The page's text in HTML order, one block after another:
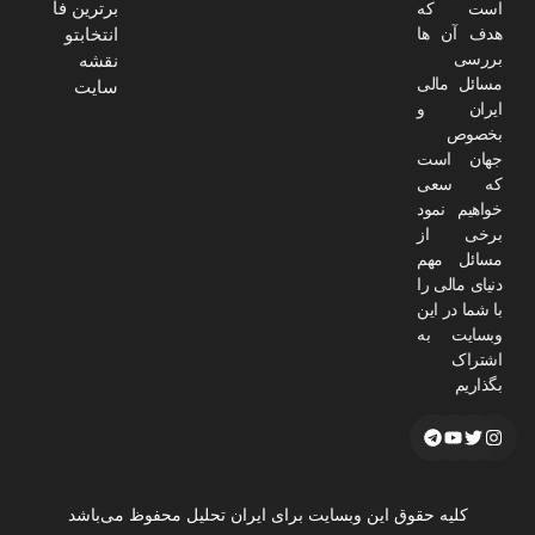
است که
هدف آن ها
بررسی
مسائل مالی
ایران و
بخصوص
جهان است
که سعی
خواهیم نمود
برخی از
مسائل مهم
دنیای مالی را
با شما در این
وبسایت به
اشتراک
بگذاریم
برترین فا
انتخابتو
نقشه
سایت
کلیه حقوق این وبسایت برای ایران تحلیل محفوظ می‌باشد